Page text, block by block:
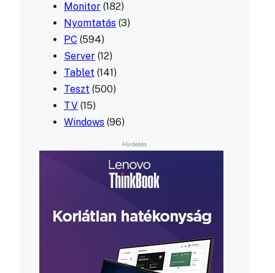
Monitor (182)
Nyomtatás (3)
PC (594)
Server (12)
Tablet (141)
Teszt (500)
TV (15)
Windows (96)